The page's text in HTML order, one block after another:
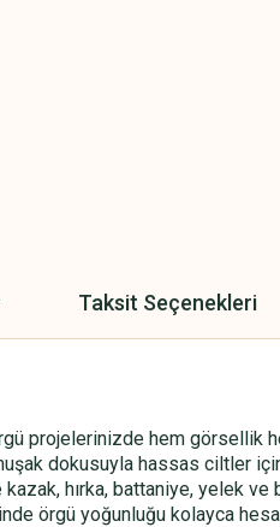
Taksit Seçenekleri
projelerinizde hem
dokusuyla hassas ciltler
kazak, hırka, battaniye, yelek
örgü yoğunluğu kolayca